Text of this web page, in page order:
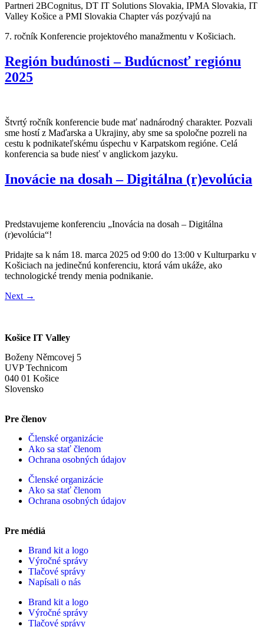
Partneri 2BCognitus, DT IT Solutions Slovakia, IPMA Slovakia, IT
Valley Košice a PMI Slovakia Chapter vás pozývajú na
7. ročník Konferencie projektového manažmentu v Košiciach.
Región budúnosti – Budúcnosť regiónu
2025
Štvrtý ročník konferencie bude mať nadnárodný charakter. Pozvali
sme hostí z Maďarska a Ukrajiny, aby sme sa spoločne pozreli na
cestu k podnikateľskému úspechu v Karpatskom regióne. Celá
konferencia sa bude niesť v anglickom jazyku.
Inovácie na dosah – Digitálna (r)evolúcia
Predstavujeme konferenciu „Inovácia na dosah – Digitálna
(r)evolúcia“!
Pridajte sa k nám 18. marca 2025 od 9:00 do 13:00 v Kulturparku v
Košiciach na jedinečnú konferenciu, ktorá vám ukáže, ako
technologické trendy menia podnikanie.
Next →
Košice IT Valley
Boženy Němcovej 5
UVP Technicom
040 01 Košice
Slovensko
Pre členov
Členské organizácie
Ako sa stať členom
Ochrana osobných údajov
Členské organizácie
Ako sa stať členom
Ochrana osobných údajov
Pre médiá
Brand kit a logo
Výročné správy
Tlačové správy
Napísali o nás
Brand kit a logo
Výročné správy
Tlačové správy